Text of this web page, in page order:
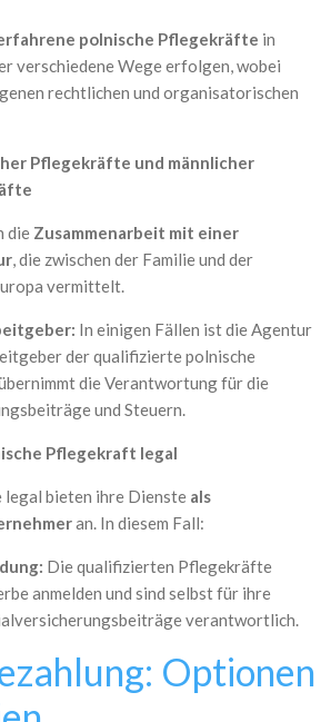
polnische Pflegekräfte in
verschiedene Wege erfolgen, wobei
rechtlichen und organisatorischen
Pflegekräfte und männlicher
die Zusammenarbeit mit einer
, die zwischen der Familie und der
vermittelt.
In einigen Fällen ist die Agentur
der qualifizierte polnische
die Verantwortung für die
und Steuern.
Pflegekraft legal
bieten ihre Dienste als
an. In diesem Fall:
Die qualifizierten Pflegekräfte
anmelden und sind selbst für ihre
verantwortlich.
Optionen